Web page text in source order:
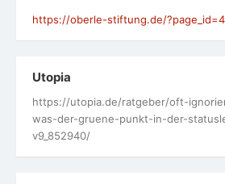
https://oberle-stiftung.de/
Utopia
https://utopia.de/ratgeber/oft-
was-der-gruene-punkt-in-der-
v9_852940/